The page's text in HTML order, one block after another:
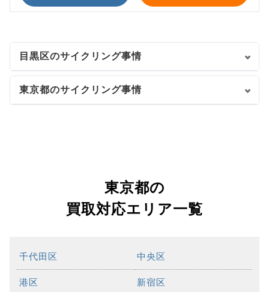
目黒区のサイクリング事情
東京都のサイクリング事情
東京都の
買取対応エリア一覧
千代田区 中央区
港区 新宿区